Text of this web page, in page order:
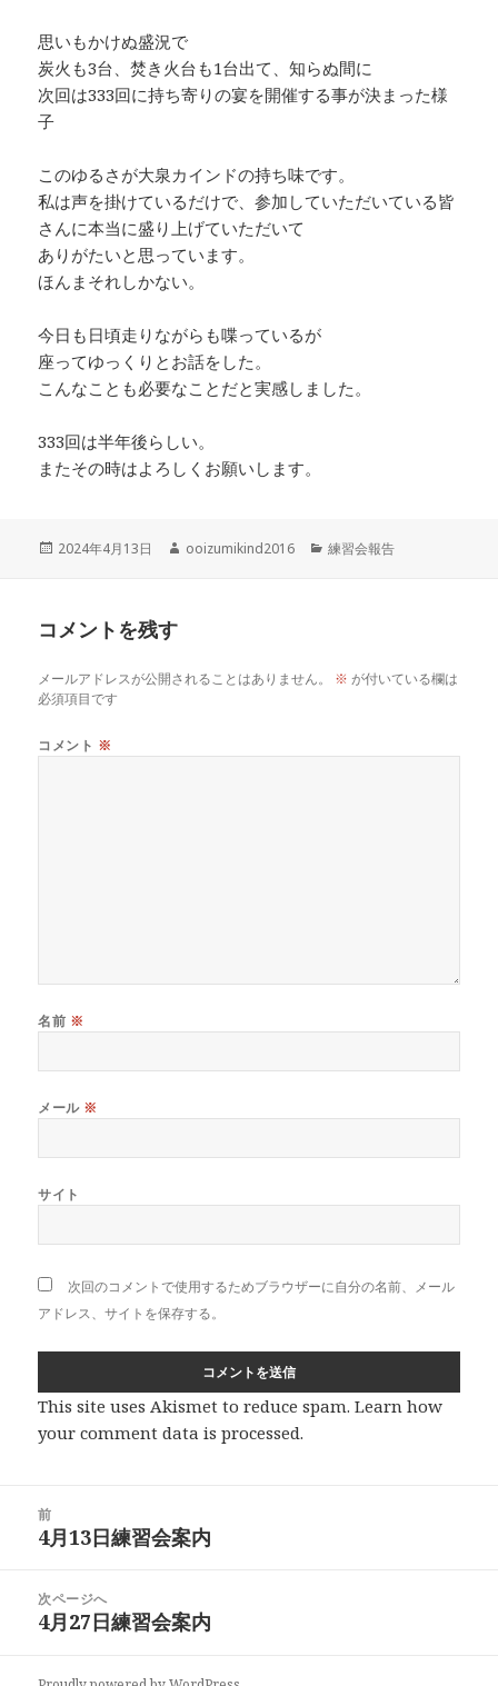
思いもかけぬ盛況で
炭火も3台、焚き火台も1台出て、知らぬ間に
次回は333回に持ち寄りの宴を開催する事が決まった様
子
このゆるさが大泉カインドの持ち味です。
私は声を掛けているだけで、参加していただいている皆
さんに本当に盛り上げていただいて
ありがたいと思っています。
ほんまそれしかない。
今日も日頃走りながらも喋っているが
座ってゆっくりとお話をした。
こんなことも必要なことだと実感しました。
333回は半年後らしい。
またその時はよろしくお願いします。
投
2024年4月13日
作
ooizumikind2016
カ
練習会報告
コメントを残す
メールアドレスが公開されることはありません。 ※ が付いている欄は
必須項目です
コメント ※
名前 ※
メール ※
サイト
次回のコメントで使用するためブラウザーに自分の名前、メール
アドレス、サイトを保存する。
This site uses Akismet to reduce spam.Learn how
your comment data is processed.
前
前
投
稿:
4月13日練習会案内
次ページへ
次
投
4月27日練習会案内